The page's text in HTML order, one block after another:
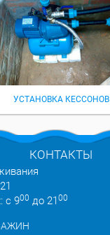
УСТАНОВКА КЕССОНОВ
КОНТАКТЫ
с 900 до 21 00